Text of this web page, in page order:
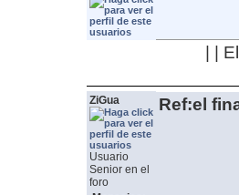
| |
ZiGua
Usuario
Senior en el
foro
Ref:el